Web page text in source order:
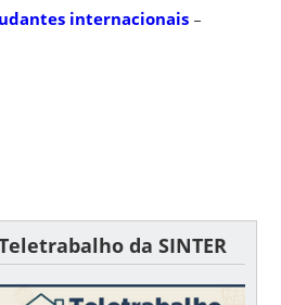
internacionais –
da SINTER